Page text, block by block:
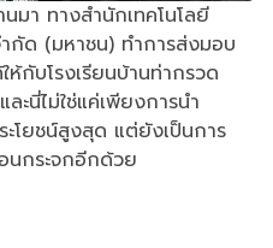
มา ทางสำนักเทคโนโลยี
กัด (มหาชน) ทำการส่งมอบ
ห้กับโรงเรียนบ้านท่ากรวด
ะนี่ไม่ใช่แค่เพียงการนำ
ะโยชน์สูงสุด แต่ยังเป็นการ
นกระจกอีกด้วย